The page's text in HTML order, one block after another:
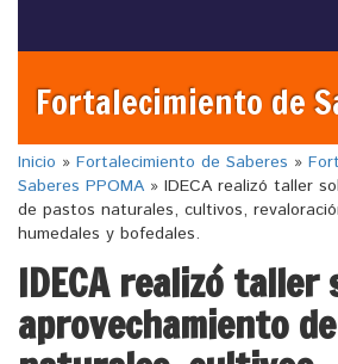
Fortalecimiento de
Inicio » Fortalecimiento de Saberes »
Saberes PPOMA » IDECA realizó taller
de pastos naturales, cultivos,
humedales y bofedales.
IDECA realizó taller
aprovechamiento